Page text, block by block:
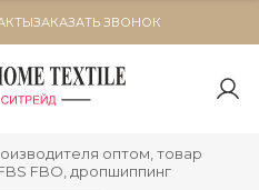
ЗАКАЗАТЬ ЗВОНОК
оптом, товар
FBO, дропшиппинг